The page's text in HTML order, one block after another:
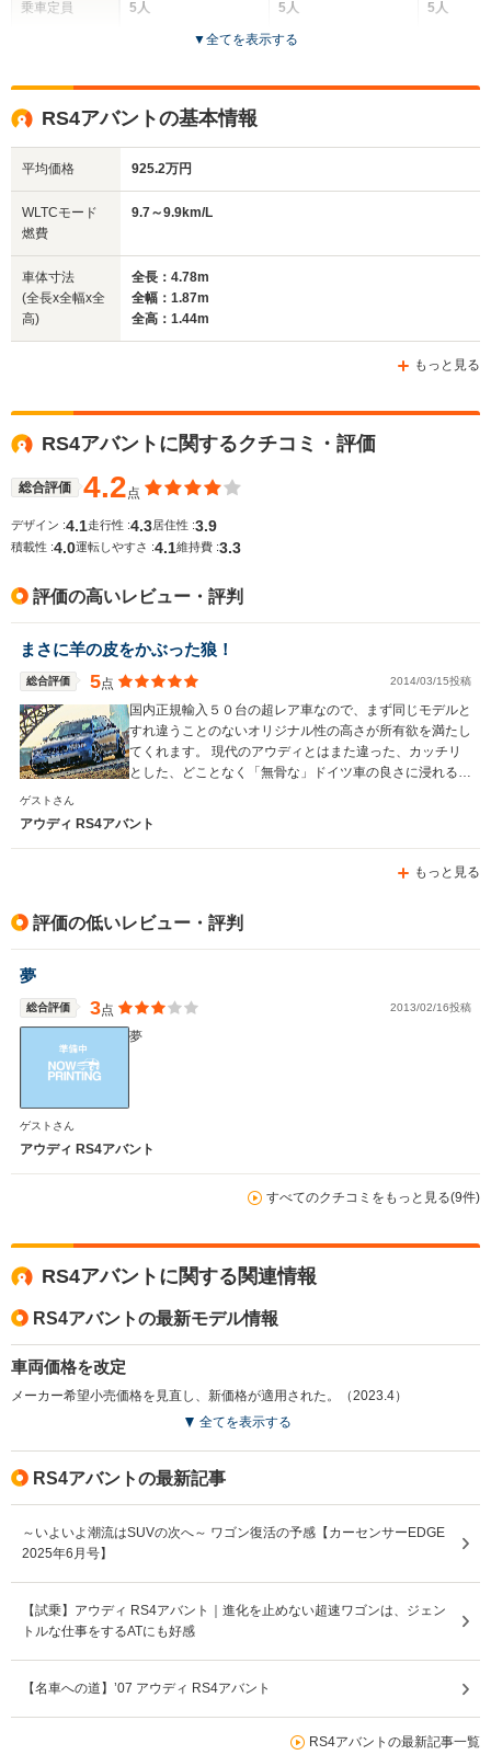
乗車定員
サイズ
(全長x全幅x全高)
WLTCモード
燃費
5人
1.41m～1.42m
全幅
1.83m
5人
5ドア
7.5km/L
5人
▼全てを表示する
RS4アバントの基本情報
平均価格 925.2万円
WLTCモード
燃費
9.7～9.9km/L
車体寸法
(全長x全幅x全
高)
全長：4.78m
全幅：1.87m
全高：1.44m
もっと見る
RS4アバントに関するクチコミ・評価
総合評価 4.2点
デザイン :4.1走行性 :4.3居住性 :3.9
積載性 :4.0運転しやすさ :4.1維持費 :3.3
評価の高いレビュー・評判
まさに羊の皮をかぶった狼！
総合評価 5点 2014/03/15投稿
国内正規輸入５０台の超レア車なので、まず同じモデルと
すれ違うことのないオリジナル性の高さが所有欲を満たし
てくれます。 現代のアウディとはまた違った、カッチリ
とした、どことなく「無骨な」ドイツ車の良さに浸れる車
ゲストさん
アウディ RS4アバント
もっと見る
評価の低いレビュー・評判
夢
総合評価 3点 2013/02/16投稿
夢
ゲストさん
アウディ RS4アバント
すべてのクチコミをもっと見る(9件)
RS4アバントに関する関連情報
RS4アバントの最新モデル情報
車両価格を改定
メーカー希望小売価格を見直し、新価格が適用された。（2023.4）
全てを表示する
RS4アバントの最新記事
～いよいよ潮流はSUVの次へ～ ワゴン復活の予感【カーセンサーEDGE
2025年6月号】
【試乗】アウディ RS4アバント｜進化を止めない超速ワゴンは、ジェン
トルな仕事をするATにも好感
【名車への道】’07 アウディ RS4アバント
RS4アバントの最新記事一覧